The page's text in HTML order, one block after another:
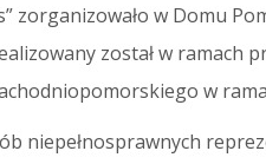
zorganizowało w Domu
został w ramach
w
niepełnosprawnych